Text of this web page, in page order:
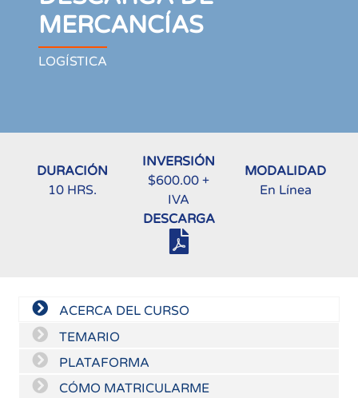
MERCANCÍAS
LOGÍSTICA
DURACIÓN
10 HRS.
INVERSIÓN
$600.00 +
IVA
MODALIDAD
En Línea
DESCARGA
ACERCA DEL CURSO
TEMARIO
PLATAFORMA
CÓMO MATRICULARME